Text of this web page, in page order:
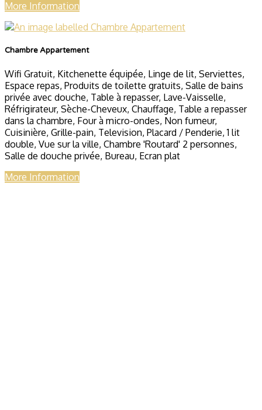
More Information
Chambre Appartement
Wifi Gratuit, Kitchenette équipée, Linge de lit, Serviettes,
Espace repas, Produits de toilette gratuits, Salle de bains
privée avec douche, Table à repasser, Lave-Vaisselle,
Réfrigirateur, Sèche-Cheveux, Chauffage, Table a repasser
dans la chambre, Four à micro-ondes, Non fumeur,
Cuisinière, Grille-pain, Television, Placard / Penderie, 1 lit
double, Vue sur la ville, Chambre 'Routard' 2 personnes,
Salle de douche privée, Bureau, Ecran plat
More Information